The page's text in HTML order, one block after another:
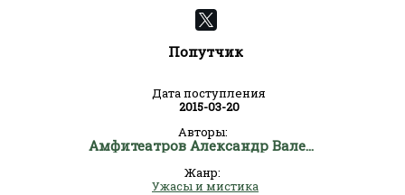
Попутчик
Дата поступления
2015-03-20
Авторы:
Амфитеатров Александр Валентинович
Жанр:
Ужасы и мистика